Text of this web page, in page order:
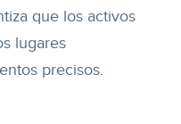
que los activos
lugares
precisos.